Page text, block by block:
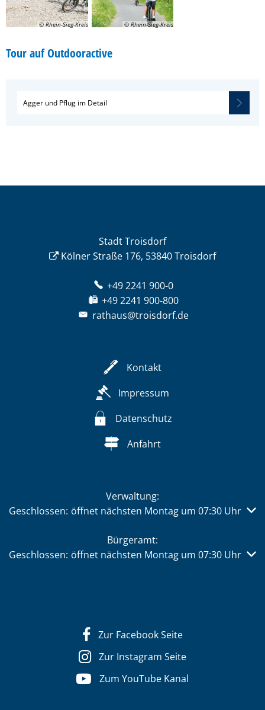
© Rhein-Sieg-Kreis © Rhein-Sieg-Kreis
Tour auf Outdooractive
Agger und Pflug im Detail
Stadt Troisdorf
Kölner Straße 176, 53840 Troisdorf
+49 2241 900-0
+49 2241 900-800
rathaus@troisdorf.de
Kontakt
Impressum
Datenschutz
Anfahrt
Verwaltung:
Klicken, um weitere Öffnungs- oder Schließzeiten
Geschlossen: öffnet nächsten Montag um 07:30 Uhr
Bürgeramt:
Klicken, um weitere Öffnungs- oder Schließzeiten
Geschlossen: öffnet nächsten Montag um 07:30 Uhr
Zur Facebook Seite
Zur Instagram Seite
Zum YouTube Kanal